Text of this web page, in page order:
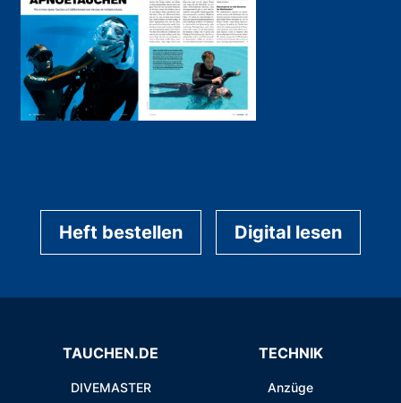
Heft bestellen Digital lesen
TAUCHEN.DE
DIVEMASTER
TECHNIK
Anzüge